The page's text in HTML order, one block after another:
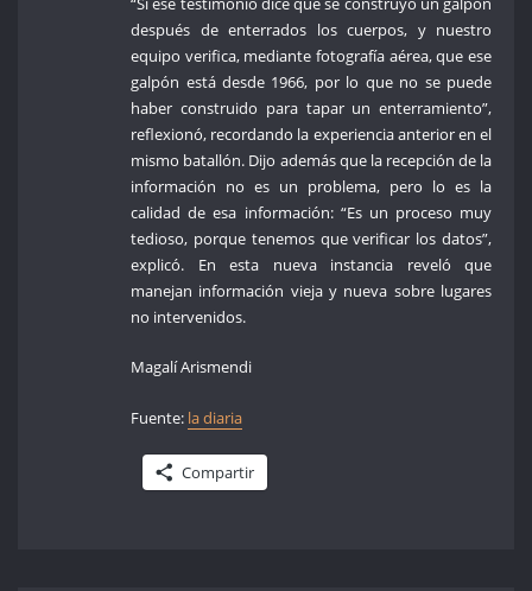
después de enterrados los cuerpos, y nuestro
equipo verifica, mediante fotografía aérea, que ese
galpón está desde 1966, por lo que no se puede
haber construido para tapar un enterramiento”,
reflexionó, recordando la experiencia anterior en el
mismo batallón. Dijo además que la recepción de la
información no es un problema, pero lo es la
calidad de esa información: “Es un proceso muy
tedioso, porque tenemos que verificar los datos”,
explicó. En esta nueva instancia reveló que
manejan información vieja y nueva sobre lugares
no intervenidos.
Magalí Arismendi
Fuente: la diaria
Compartir